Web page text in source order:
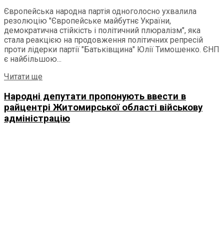
Європейська народна партія одноголосно ухвалила
резолюцію "Європейське майбутнє України,
демократична стійкість і політичний плюралізм", яка
стала реакцією на продовження політичних репресій
проти лідерки партії "Батьківщина" Юлії Тимошенко. ЄНП
є найбільшою...
Читати ще
Народні депутати пропонують ввести в
райцентрі Житомирської області військову
адміністрацію